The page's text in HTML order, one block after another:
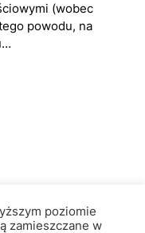
(wobec
powodu, na
poziomie
zamieszczane w